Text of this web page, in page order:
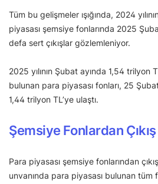
Tüm bu gelişmeler ışığında, 2024
piyasası şemsiye fonlarında 2025
defa sert çıkışlar gözlemleniyor.
2025 yılının Şubat ayında 1,54
bulunan para piyasası fonları, 25
1,44 trilyon TL’ye ulaştı.
Şemsiye Fonlardan
Para piyasası şemsiye fonlarından
unvanında para piyasası bulunan